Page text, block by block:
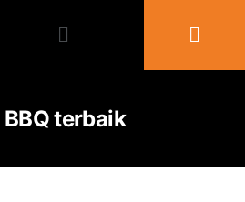
BBQ terbaik